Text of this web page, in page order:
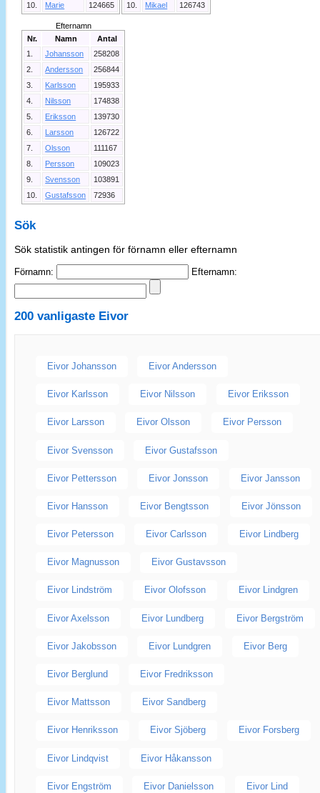
10.
Marie 124665
10.
Mikael 126743
Efternamn
Nr.
Namn
Antal
1.
Johansson
258208
2.
Andersson
256844
3.
Karlsson
195933
4.
Nilsson
174838
5.
Eriksson
139730
6.
Larsson
126722
7.
Olsson
111167
8.
Persson
109023
9.
Svensson
103891
10.
Gustafsson 72936
Sök
Sök statistik antingen för förnamn eller efternamn
Förnamn: Efternamn:
200 vanligaste Eivor
Eivor Johansson Eivor Andersson
Eivor Karlsson Eivor Nilsson Eivor Eriksson
Eivor Larsson Eivor Olsson Eivor Persson
Eivor Svensson Eivor Gustafsson
Eivor Pettersson Eivor Jonsson Eivor Jansson
Eivor Hansson Eivor Bengtsson Eivor Jönsson
Eivor Petersson Eivor Carlsson Eivor Lindberg
Eivor Magnusson Eivor Gustavsson
Eivor Lindström Eivor Olofsson Eivor Lindgren
Eivor Axelsson Eivor Lundberg Eivor Bergström
Eivor Jakobsson Eivor Lundgren Eivor Berg
Eivor Berglund Eivor Fredriksson
Eivor Mattsson Eivor Sandberg
Eivor Henriksson Eivor Sjöberg Eivor Forsberg
Eivor Lindqvist Eivor Håkansson
Eivor Engström Eivor Danielsson Eivor Lind